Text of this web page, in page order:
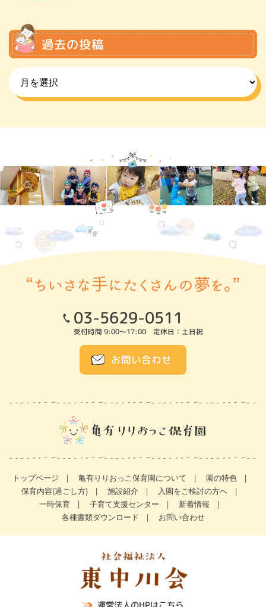
過去の投稿
03-5629-0511
受付時間 9:00～17:00 定休日：土日祝
お問い合わせ
トップページ 亀有りりおっこ保育園について
園の特色
保育内容(過ごし方)
施設紹介
入園をご検討の方へ
一時保育
子育て支援センター
新着情報
各種書類ダウンロード
お問い合わせ